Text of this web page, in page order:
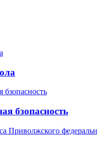
бзопасность